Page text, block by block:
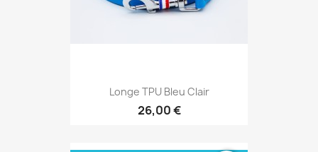
Longe TPU Bleu Clair
26,00 €